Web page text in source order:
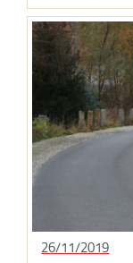
26/11/2019